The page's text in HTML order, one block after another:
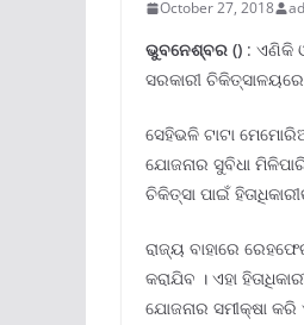
October 27, 2018
ଭୁବନେଶ୍ବର () : ଏଣିକି
ସରକାରୀ
ସେହିଭଳି ଟାଟା
ଯୋଜନାର ସୁବିଧା
ଚିକିତ୍ସା ପାଇଁ
ରାଜ୍ୟ ବାହାରେ
କରାଯିବ । ଏହା
ଯୋଜନାର ସମୀକ୍ଷା